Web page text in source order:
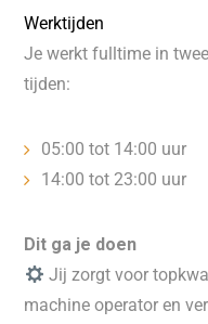
Werktijden
Je werkt fulltime in
tijden:
05:00 tot 14:00 uur
14:00 tot 23:00 uur
Dit ga je doen
Jij zorgt voor
machine operator en